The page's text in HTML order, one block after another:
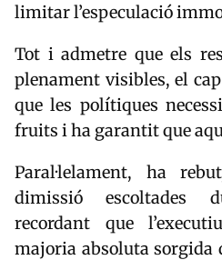
limitar l’especulació
Tot i admetre que els
plenament visibles, el
que les polítiques
fruits i ha garantit que
Paral·lelament, ha
dimissió escoltades
recordant que
majoria absoluta sorgida